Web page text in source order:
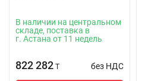
В наличии на центральном
складе, поставка в
г. Астана от 11 недель
822 282 T без НДС